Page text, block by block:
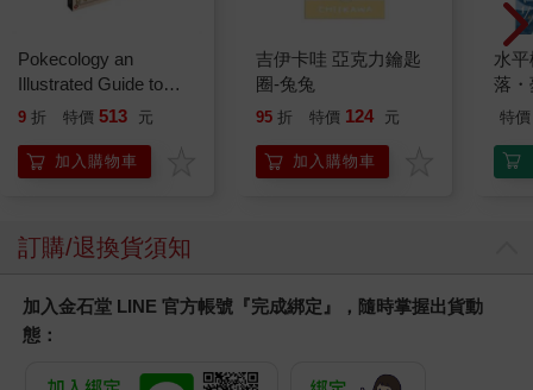
Pokecology an
Illustrated Guide to
Pokemon Ecology
Press)
9 折 特價 513 元
加入購物車
吉伊卡哇 亞克力鑰匙
圈-兔兔
95 折 特價 124 元
加入購物車
水
落
特價
訂購/退換貨須知
加入金石堂 LINE 官方帳號『完成綁定』，隨時掌握出貨動
態：